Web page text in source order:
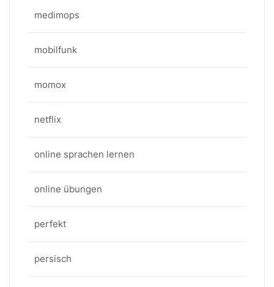
medimops
mobilfunk
momox
netflix
online sprachen lernen
online übungen
perfekt
persisch